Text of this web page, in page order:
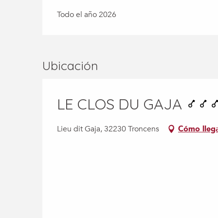
Todo el año 2026
Ubicación
LE CLOS DU GAJA
Lieu dit Gaja, 32230 Troncens Cómo